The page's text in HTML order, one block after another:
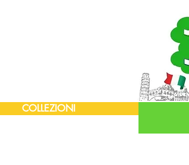
COLLEZIONI